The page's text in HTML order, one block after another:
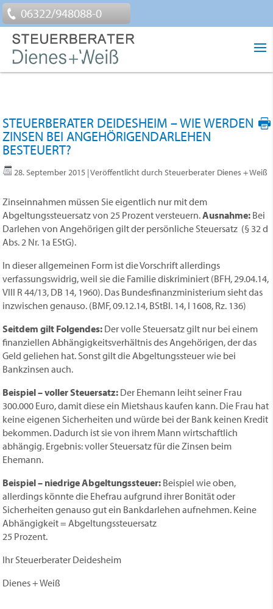
06322/948088-0
STEUERBERATER DEIDESHEIM – WIE WERDEN
ZINSEN BEI ANGEHÖRIGENDARLEHEN
BESTEUERT?
28. September 2015 | Veröffentlicht durch Steuerberater Dienes + Weiß
Zinseinnahmen müssen Sie eigentlich nur mit dem
Abgeltungssteuersatz von 25 Prozent versteuern.Ausnahme: Bei
Darlehen von Angehörigen gilt der persönliche Steuersatz (§ 32 d
Abs. 2 Nr. 1a EStG).
In dieser allgemeinen Form ist die Vorschrift allerdings
verfassungswidrig, weil sie die Familie diskriminiert (BFH, 29.04.14,
VIII R 44/13, DB 14, 1960). Das Bundesfinanz­minis­te­rium sieht das
inzwischen genauso. (BMF, 09.12.14, BStBl. 14, I 1608, Rz. 136)
Seitdem gilt Folgendes: Der volle Steuersatz gilt nur bei einem
finanziellen Abhängigkeitsverhältnis des Angehörigen, der das
Geld geliehen hat. Sonst gilt die Abgeltungssteuer wie bei
Bankzinsen auch.
Beispiel – voller Steuersatz: Der Ehemann leiht seiner Frau
300.000 Euro, damit diese ein Mietshaus kaufen kann. Die Frau hat
keine eigenen Sicherheiten und würde bei der Bank keinen Kredit
bekommen. Dadurch ist sie von ihrem Mann wirtschaftlich
abhängig. Ergebnis: voller Steuersatz für die Zinsen beim
Ehemann.
Beispiel – niedrige Abgeltungssteuer: Beispiel wie oben,
allerdings könnte die Ehefrau aufgrund ihrer Bonität oder
Sicherheiten genauso gut ein Bankdarlehen aufnehmen. Keine
Abhängigkeit = Abgeltungssteuersatz
25 Prozent.
Ihr Steuerberater Deidesheim
Dienes + Weiß